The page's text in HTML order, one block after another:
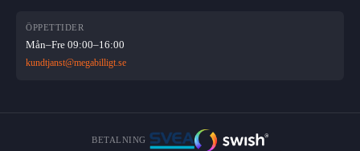
ÖPPETTIDER
Mån–Fre 09:00–16:00
kundtjanst@megabilligt.se
BETALNING